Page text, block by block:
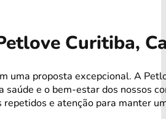
Curitiba,
uma proposta excepcional. A
saúde e o bem-estar dos nossos
repetidos e atenção para manter